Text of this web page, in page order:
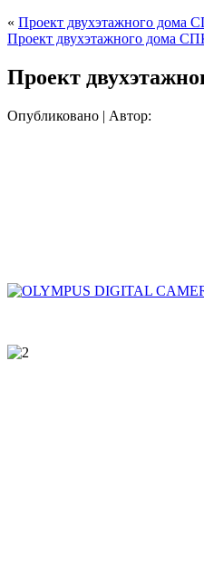
« Проект двухэтажного дома
Проект двухэтажного дома
Проект
Опубликовано | Автор: